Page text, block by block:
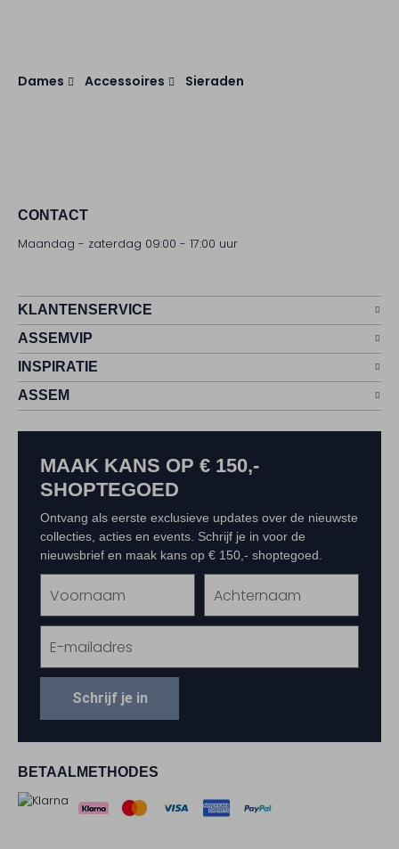
Dames Accessoires Sieraden
CONTACT
Maandag - zaterdag 09:00 - 17:00 uur
KLANTENSERVICE
ASSEMVIP
INSPIRATIE
ASSEM
BETAALMETHODES
MAAK KANS OP € 150,-
SHOPTEGOED
Ontvang als eerste exclusieve updates over de nieuwste
collecties, acties en events. Schrijf je in voor de
nieuwsbrief en maak kans op € 150,- shoptegoed.
Schrijf je in